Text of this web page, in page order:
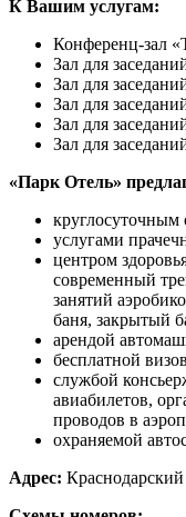
К Вашим услугам:
Конференц-зал
Зал для
Зал для
Зал для
Зал для
Зал для
«Парк Отель»
круглосуточным
услугами
центром
современный
занятий
баня, закрытый
арендой
бесплатной
службой
авиабилетов,
проводов в
охраняемой
Адрес: